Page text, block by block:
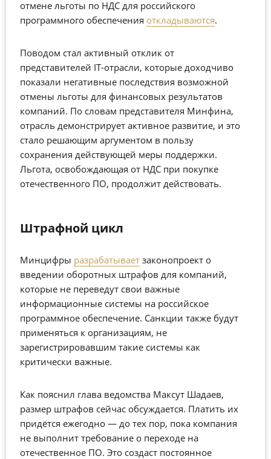
отмене льготы по НДС для российского
программного обеспечения откладываются.
Поводом стал активный отклик от
представителей IT-отрасли, которые доходчиво
показали негативные последствия возможной
отмены льготы для финансовых результатов
компаний. По словам представителя Минфина,
отрасль демонстрирует активное развитие, и это
стало решающим аргументом в пользу
сохранения действующей меры поддержки.
Льгота, освобождающая от НДС при покупке
отечественного ПО, продолжит действовать.
Штрафной цикл
Минцифры разрабатывает законопроект о
введении оборотных штрафов для компаний,
которые не переведут свои важные
информационные системы на российское
программное обеспечение. Санкции также будут
применяться к организациям, не
зарегистрировавшим такие системы как
критически важные.
Как пояснил глава ведомства Максут Шадаев,
размер штрафов сейчас обсуждается. Платить их
придётся ежегодно — до тех пор, пока компания
не выполнит требование о переходе на
отечественное ПО. Это создаст постоянное